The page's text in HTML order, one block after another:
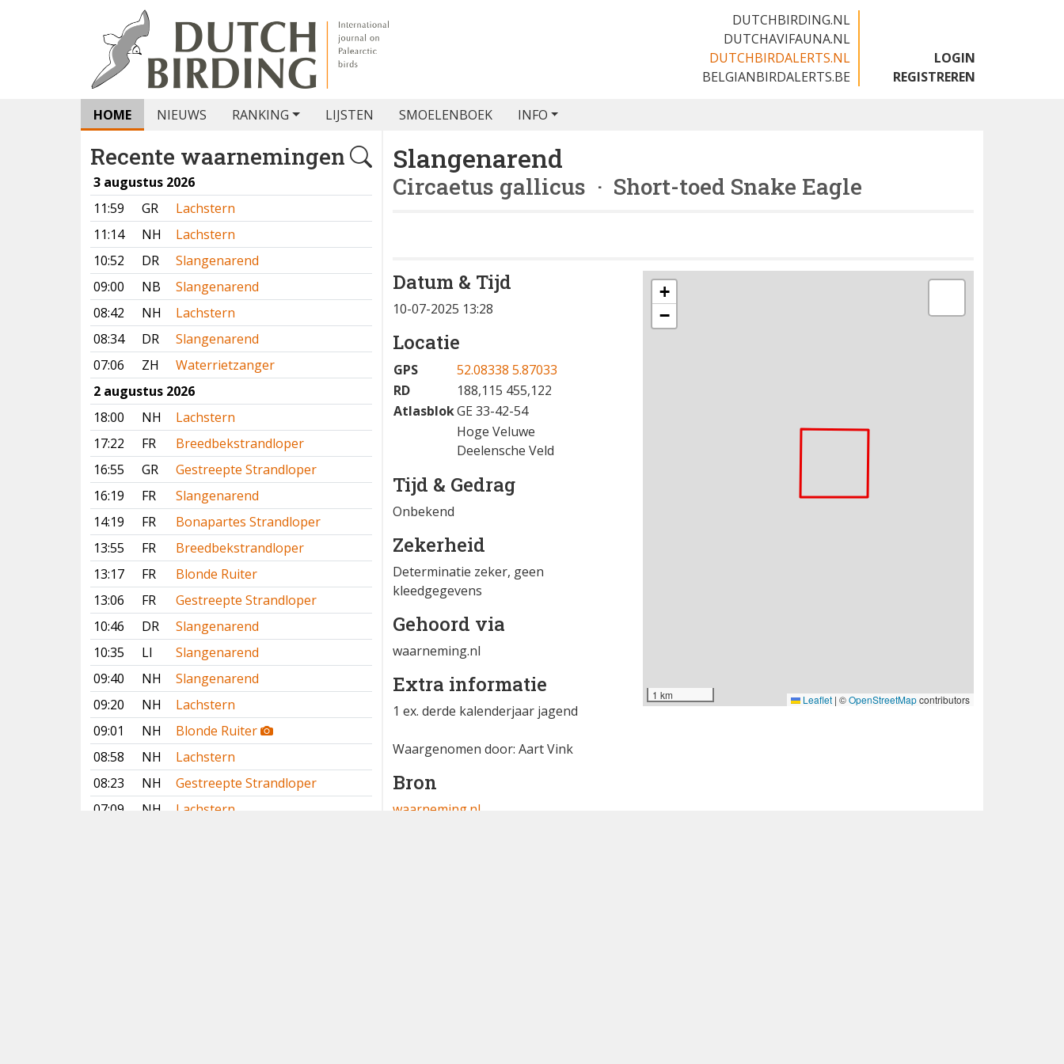
DUTCHBIRDING.NL
DUTCHAVIFAUNA.NL
DUTCHBIRDALERTS.NL
BELGIANBIRDALERTS.BE
LOGIN
REGISTREREN
HOME NIEUWS RANKING LIJSTEN SMOELENBOEK INFO
Recente waarnemingen
3 augustus 2026
11:59
GR
Lachstern
11:14
NH
Lachstern
10:52
DR
Slangenarend
09:00
NB
Slangenarend
08:42
NH
Lachstern
08:34
DR
Slangenarend
07:06
ZH
Waterrietzanger
2 augustus 2026
18:00
NH
Lachstern
17:22
FR
Breedbekstrandloper
16:55
GR
Gestreepte Strandloper
16:19
FR
Slangenarend
14:19
FR
Bonapartes Strandloper
13:55
FR
Breedbekstrandloper
13:17
FR
Blonde Ruiter
13:06
FR
Gestreepte Strandloper
10:46
DR
Slangenarend
10:35
LI
Slangenarend
09:40
NH
Slangenarend
09:20
NH
Lachstern
09:01
NH
Blonde Ruiter
08:58
NH
Lachstern
08:23
NH
Gestreepte Strandloper
07:09
NH
Lachstern
Slangenarend
Circaetus gallicus · Short-toed Snake Eagle
Datum & Tijd
10-07-2025 13:28
Locatie
GPS
52.08338 5.87033
RD
188,115 455,122
AtlasblokGE 33-42-54
Hoge Veluwe
Deelensche Veld
Tijd & Gedrag
Onbekend
Zekerheid
Determinatie zeker, geen
kleedgegevens
Gehoord via
waarneming.nl
Extra informatie
1 ex. derde kalenderjaar jagend
Waargenomen door: Aart Vink
Bron
waarneming.nl
+
−
1 km Leaflet | ©OpenStreetMapcontributors